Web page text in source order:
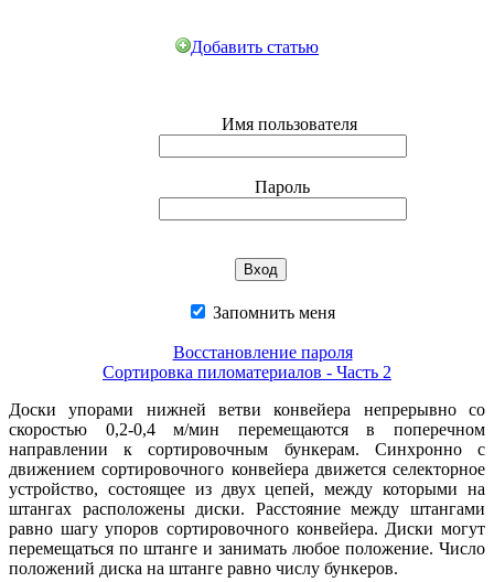
Добавить статью
Имя пользователя
Пароль
Запомнить меня
Восстановление пароля
Сортировка пиломатериалов - Часть 2
Доски упорами нижней ветви конвейера непрерывно со
скоростью 0,2-0,4 м/мин перемещаются в поперечном
направлении к сортировочным бункерам. Синхронно с
движением сортировочного конвейера движется селекторное
устройство, состоящее из двух цепей, между которыми на
штангах расположены диски. Расстояние между штангами
равно шагу упоров сортировочного конвейера. Диски могут
перемещаться по штанге и занимать любое положение. Число
положений диска на штанге равно числу бункеров.